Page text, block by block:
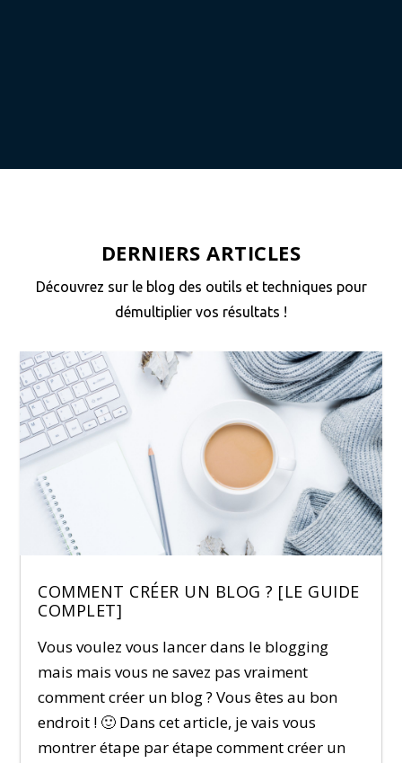
DERNIERS ARTICLES
Découvrez sur le blog des outils et techniques pour
démultiplier vos résultats !
COMMENT CRÉER UN BLOG ? [LE GUIDE
COMPLET]
Vous voulez vous lancer dans le blogging
mais mais vous ne savez pas vraiment
comment créer un blog ? Vous êtes au bon
endroit ! 🙂 Dans cet article, je vais vous
montrer étape par étape comment créer un